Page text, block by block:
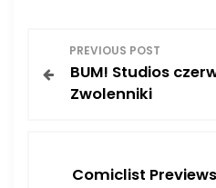
o
PREVIOUS POST
BUM! Studios
Zwolenniki
Comiclist